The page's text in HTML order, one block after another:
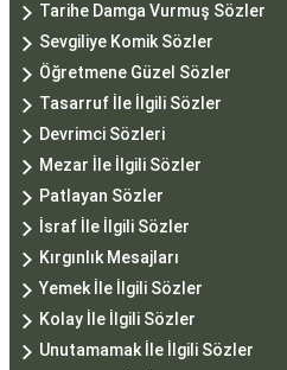
Tarihe Damga Vurmuş Sözler
Sevgiliye Komik Sözler
Öğretmene Güzel Sözler
Tasarruf İle İlgili Sözler
Devrimci Sözleri
Mezar İle İlgili Sözler
Patlayan Sözler
İsraf İle İlgili Sözler
Kırgınlık Mesajları
Yemek İle İlgili Sözler
Kolay İle İlgili Sözler
Unutamamak İle İlgili Sözler